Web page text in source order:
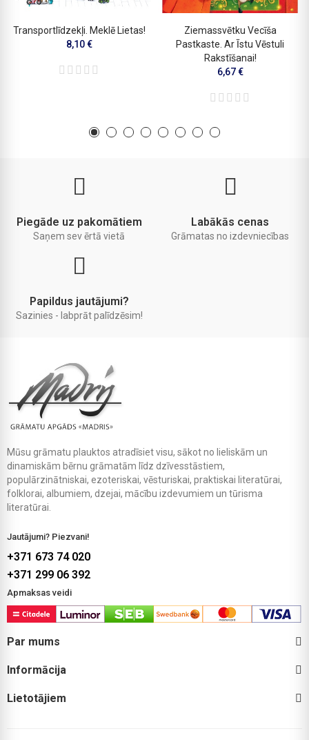
Transportlīdzekļi. Meklē Lietas!
8,10 €
Ziemassvētku Vecīša
Pastkaste. Ar Īstu Vēstuli
Rakstīšanai!
6,67 €
Piegāde uz pakomātiem
Saņem sev ērtā vietā
Labākās cenas
Grāmatas no izdevniecības
Papildus jautājumi?
Sazinies - labprāt palīdzēsim!
Mūsu grāmatu plauktos atradīsiet visu, sākot no lieliskām un
dinamiskām bērnu grāmatām līdz dzīvesstāstiem,
populārzinātniskai, ezoteriskai, vēsturiskai, praktiskai literatūrai,
folklorai, albumiem, dzejai, mācību izdevumiem un tūrisma
literatūrai.
Jautājumi? Piezvani!
+371 673 74 020
+371 299 06 392
Apmaksas veidi
Par mums
Informācija
Lietotājiem